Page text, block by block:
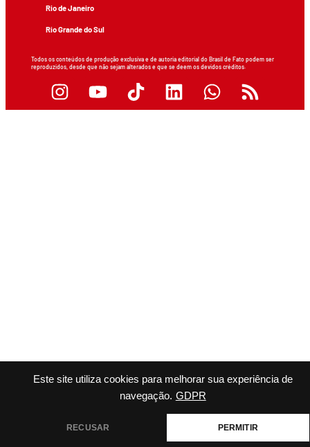
Este site utiliza cookies para melhorar sua experiência de
navegação. GDPR
RECUSAR PERMITIR
Rio de Janeiro
Rio Grande do Sul
Todos os conteúdos de produção exclusiva e de autoria editorial do Brasil de Fato podem ser
reproduzidos, desde que não sejam alterados e que se deem os devidos créditos.